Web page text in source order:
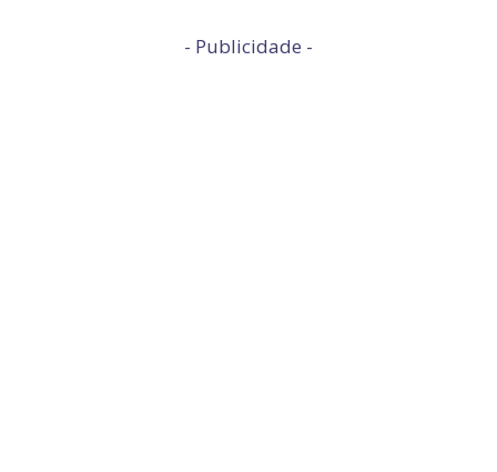
- Publicidade -